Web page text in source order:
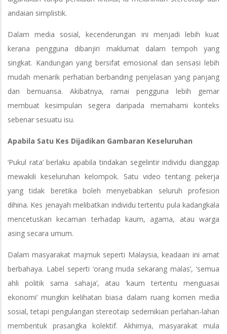
andaian simplistik.
Dalam media sosial, kecenderungan ini menjadi lebih kuat
kerana pengguna dibanjiri maklumat dalam tempoh yang
singkat. Kandungan yang bersifat emosional dan sensasi lebih
mudah menarik perhatian berbanding penjelasan yang panjang
dan bernuansa. Akibatnya, ramai pengguna lebih gemar
membuat kesimpulan segera daripada memahami konteks
sebenar sesuatu isu.
Apabila Satu Kes Dijadikan Gambaran Keseluruhan
‘Pukul rata’ berlaku apabila tindakan segelintir individu dianggap
mewakili keseluruhan kelompok. Satu video tentang pekerja
yang tidak beretika boleh menyebabkan seluruh profesion
dihina. Kes jenayah melibatkan individu tertentu pula kadangkala
mencetuskan kecaman terhadap kaum, agama, atau warga
asing secara umum.
Dalam masyarakat majmuk seperti Malaysia, keadaan ini amat
berbahaya. Label seperti ‘orang muda sekarang malas’, ‘semua
ahli politik sama sahaja’, atau ‘kaum tertentu menguasai
ekonomi’ mungkin kelihatan biasa dalam ruang komen media
sosial, tetapi pengulangan stereotaip sedemikian perlahan-lahan
membentuk prasangka kolektif. Akhirnya, masyarakat mula